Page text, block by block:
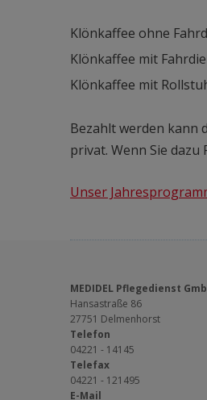
Klönkaffee ohne
Klönkaffee mit
Klönkaffee mit
Bezahlt werden kann
privat. Wenn Sie
Unser
MEDIDEL Pflegedienst
Hansastraße 86
27751 Delmenhorst
Telefon
04221 - 14145
Telefax
04221 - 121495
E-Mail